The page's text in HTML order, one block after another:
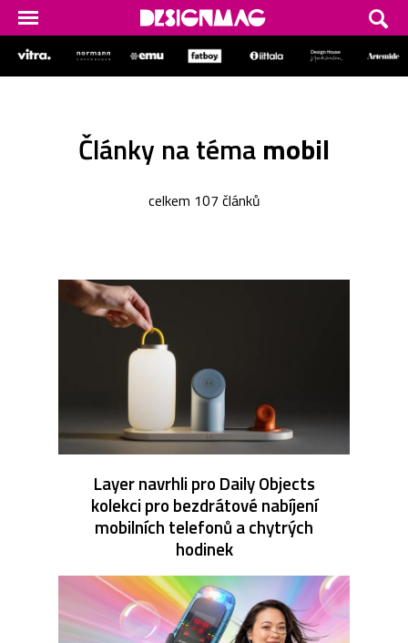
Články na témamobil
celkem 107 článků
Layer navrhli pro Daily Objects
kolekci pro bezdrátové nabíjení
mobilních telefonů a chytrých
hodinek